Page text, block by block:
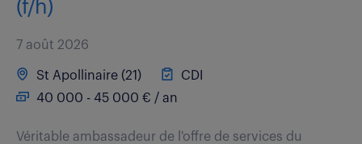
(f/h)
7 août 2026
St Apollinaire (21)
CDI
40 000 - 45 000 € / an
Véritable ambassadeur de l'offre de services du